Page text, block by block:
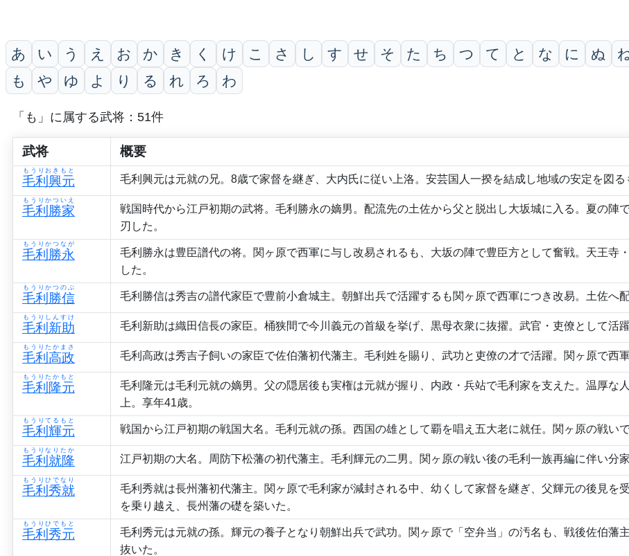
あ い う え お か き く け こ さ し す せ そ た ち つ て と な に ぬ
も
や ゆ よ り る れ ろ わ
「も」に属する武将：51件
武将 概要
毛利興元
もうりおきもと
毛利興元は元就の兄。8歳で家督を継ぎ、大内氏に従い上洛。安芸国人一揆を結成し地域の安定を図
毛利勝家
もうりかついえ
戦国時代から江戸初期の武将。毛利勝永の嫡男。配流先の土佐から父と脱出し大坂城に入る。夏の陣
刃した。
毛利勝永
もうりかつなが
毛利勝永は豊臣譜代の将。関ヶ原で西軍に与し改易されるも、大坂の陣で豊臣方として奮戦。天王寺
した。
毛利勝信
もうりかつのぶ
毛利勝信は秀吉の譜代家臣で豊前小倉城主。朝鮮出兵で活躍するも関ヶ原で西軍につき改易。土佐へ
毛利新助
もうりしんすけ
毛利新助は織田信長の家臣。桶狭間で今川義元の首級を挙げ、黒母衣衆に抜擢。武官・吏僚として活
毛利高政
もうりたかまさ
毛利高政は秀吉子飼いの家臣で佐伯藩初代藩主。毛利姓を賜り、武功と吏僚の才で活躍。関ヶ原で西
毛利隆元
もうりたかもと
毛利隆元は毛利元就の嫡男。父の隠居後も実権は元就が握り、内政・兵站で毛利家を支えた。温厚な
上。享年41歳。
毛利輝元
もうりてるもと
戦国から江戸初期の戦国大名。毛利元就の孫。西国の雄として覇を唱え五大老に就任。関ヶ原の戦い
毛利就隆
もうりなりたか
江戸初期の大名。周防下松藩の初代藩主。毛利輝元の二男。関ヶ原の戦い後の毛利一族再編に伴い分
毛利秀就
もうりひでなり
毛利秀就は長州藩初代藩主。関ヶ原で毛利家が減封される中、幼くして家督を継ぎ、父輝元の後見を
を乗り越え、長州藩の礎を築いた。
毛利秀元
もうりひでもと
毛利秀元は元就の孫。輝元の養子となり朝鮮出兵で武功。関ヶ原で「空弁当」の汚名も、戦後佐伯藩
抜いた。